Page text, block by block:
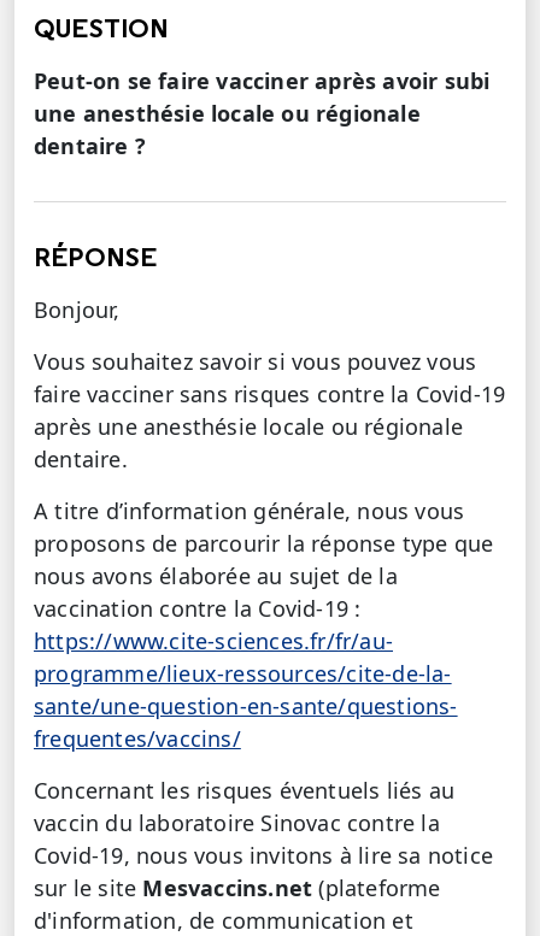
QUESTION
Peut-on se faire vacciner après avoir subi
une anesthésie locale ou régionale
dentaire ?
RÉPONSE
Bonjour,
Vous souhaitez savoir si vous pouvez vous
faire vacciner sans risques contre la Covid-19
après une anesthésie locale ou régionale
dentaire.
A titre d’information générale, nous vous
proposons de parcourir la réponse type que
nous avons élaborée au sujet de la
vaccination contre la Covid-19 :
https://www.cite-sciences.fr/fr/au-
programme/lieux-ressources/cite-de-la-
sante/une-question-en-sante/questions-
frequentes/vaccins/
Concernant les risques éventuels liés au
vaccin du laboratoire Sinovac contre la
Covid-19, nous vous invitons à lire sa notice
sur le site Mesvaccins.net(plateforme
d'information, de communication et